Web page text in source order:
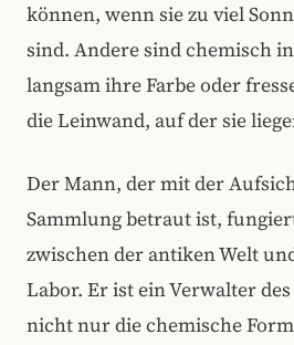
können, wenn sie zu viel
sind. Andere sind chemisch
langsam ihre Farbe oder
die Leinwand, auf der sie
Der Mann, der mit der
Sammlung betraut ist,
zwischen der antiken Welt
Labor. Er ist ein Verwalter
nicht nur die chemische